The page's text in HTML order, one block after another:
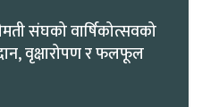
संघको वार्षिकोत्सवको
वृक्षारोपण र फलफूल